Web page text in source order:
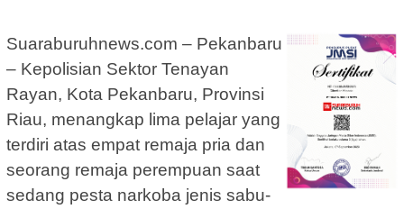
Suaraburuhnews.com – Pekanbaru
– Kepolisian Sektor Tenayan
Rayan, Kota Pekanbaru, Provinsi
Riau, menangkap lima pelajar yang
terdiri atas empat remaja pria dan
seorang remaja perempuan saat
sedang pesta narkoba jenis sabu-